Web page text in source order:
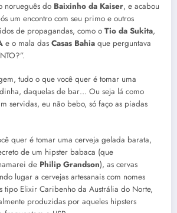
norueguês do Baixinho da Kaiser, e acabou
um encontro com seu primo e outros
de propagandas, como o Tio da Sukita,
e o mala das Casas Bahia que perguntava
tudo o que você quer é tomar uma
daquelas de bar… Ou seja lá como
servidas, eu não bebo, só faço as piadas
quer é tomar uma cerveja gelada barata,
de um hipster babaca (que
de Philip Grandson), as cervas
lugar a cervejas artesanais com nomes
tipo Elixir Caribenho da Austrália do Norte,
produzidas por aqueles hipsters